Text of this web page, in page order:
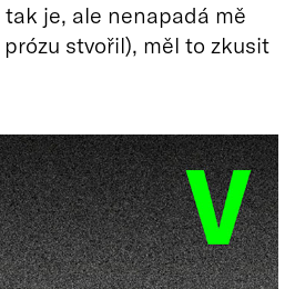
je, ale nenapadá mě
stvořil), měl to zkusit